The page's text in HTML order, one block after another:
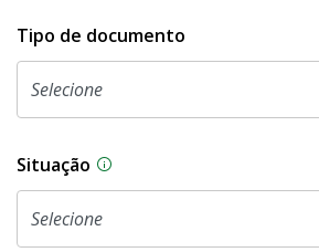
Tipo de documento
Situação Na CLDF, as